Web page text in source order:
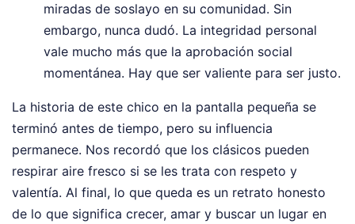
miradas de soslayo en su comunidad. Sin
embargo, nunca dudó. La integridad personal
vale mucho más que la aprobación social
momentánea. Hay que ser valiente para ser justo.
La historia de este chico en la pantalla pequeña se
terminó antes de tiempo, pero su influencia
permanece. Nos recordó que los clásicos pueden
respirar aire fresco si se les trata con respeto y
valentía. Al final, lo que queda es un retrato honesto
de lo que significa crecer, amar y buscar un lugar en